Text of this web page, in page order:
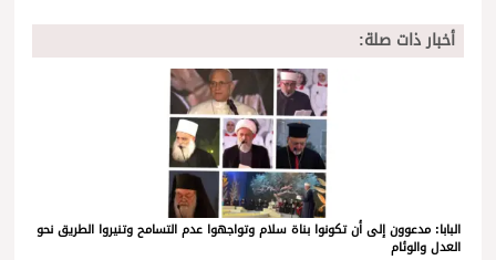
أخبار ذات صلة:
البابا: مدعوون إلى أن تكونوا بناة سلام وتواجهوا عدم التسامح وتنيروا الطريق نحو
العدل والوئام